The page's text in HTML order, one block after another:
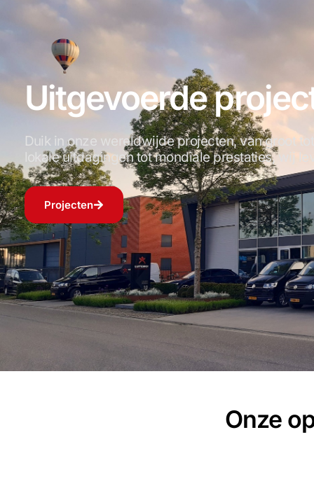
Uitgevoerde
Duik in onze wereldwijde projecten, van groot
lokale uitdagingen tot mondiale prestaties, wij
Projecten
Onze